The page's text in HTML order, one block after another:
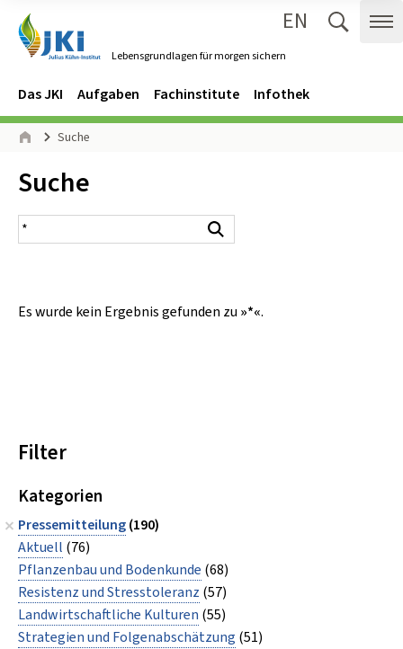
Lebensgrundlagen für morgen sichern
EN
Navigation
Hauptmenü
Das JKI Aufgaben Fachinstitute Infothek
Seitenpfad
Suche
Inhalt:
Suche
Suchergebnis
Es wurde kein Ergebnis gefunden zu »*«.
Filter
Kategorien
Pressemitteilung(190)
Aktuell (76)
Pflanzenbau und Bodenkunde (68)
Resistenz und Stresstoleranz (57)
Landwirtschaftliche Kulturen (55)
Strategien und Folgenabschätzung (51)